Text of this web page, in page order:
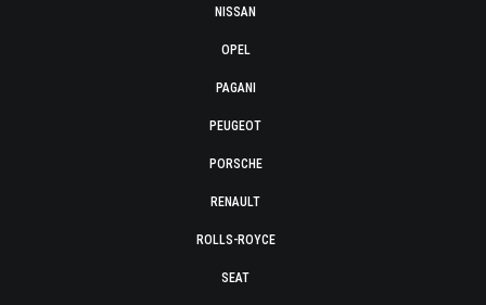
NISSAN
OPEL
PAGANI
PEUGEOT
PORSCHE
RENAULT
ROLLS-ROYCE
SEAT